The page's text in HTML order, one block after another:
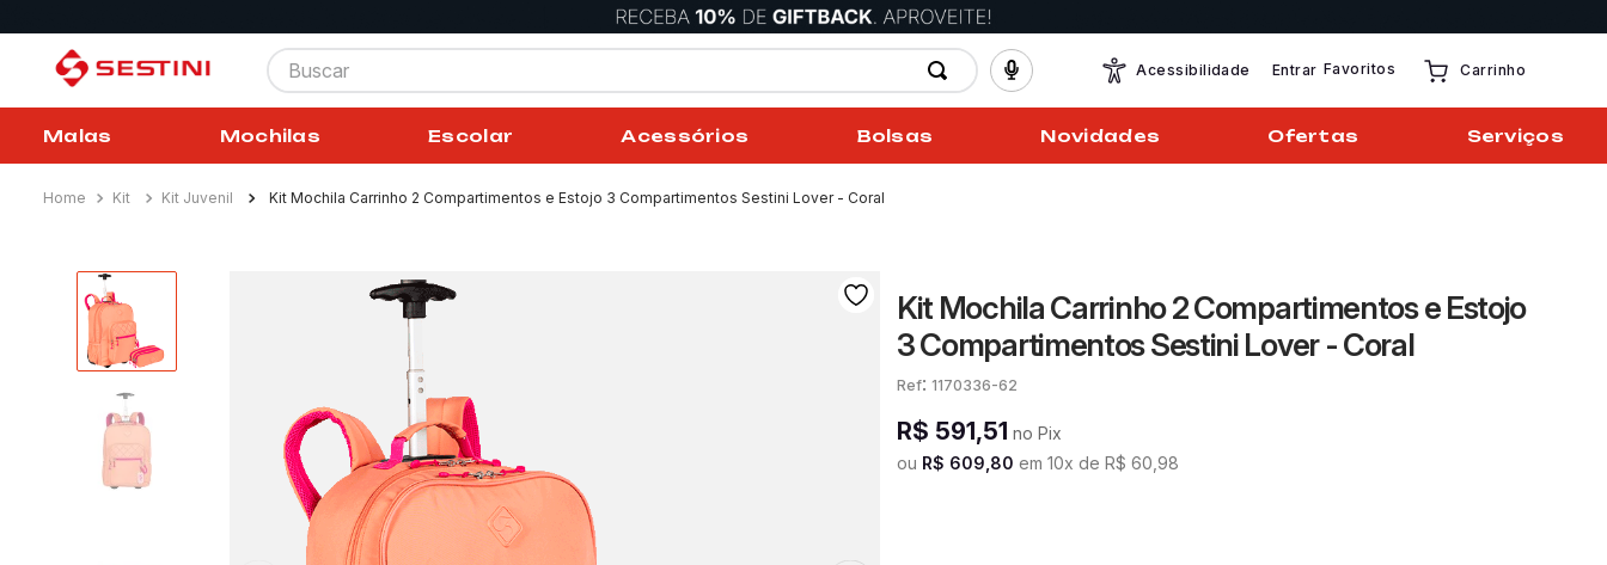
Buscar
Acessibilidade Entrar Favoritos Carrinho
Malas Mochilas Escolar Acessórios Bolsas Novidades Ofertas Serviços
Kit Kit Juvenil Kit Mochila Carrinho 2 Compartimentos e Estojo 3 Compartimentos Sestini Lover - Coral
Kit Mochila Carrinho 2 Compartimentos e Estojo
3 Compartimentos Sestini Lover - Coral
: 1170336-62
R$ 591,51 no Pix
ou R$ 609 80 em 10x de R$ 60 98